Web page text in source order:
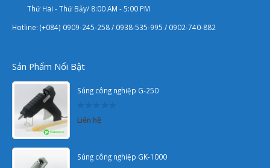
Thứ Hai - Thứ Bảy/ 8:00 AM - 5:00 PM
Hotline: (+084) 0909-245-258 / 0938-535-995 / 0902-740-882
Sản Phẩm Nổi Bật
Súng công nghiệp G-250
0
out
Liên hệ
Súng công nghiệp GK-1000